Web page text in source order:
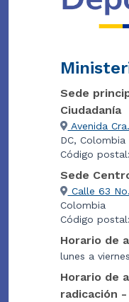
Sede
Ciudadanía
Avenida
DC, Colombia
Código postal:
Sede
Calle 63
Colombia
Código postal:
Horario de
lunes a
Horario de
radicación -